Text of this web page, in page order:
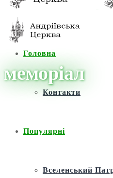
Головна
Контакти
Популярні
Вселенський
меморіал